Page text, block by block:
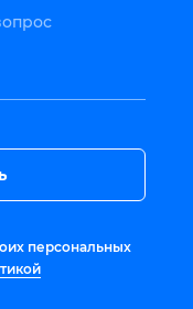
персональных